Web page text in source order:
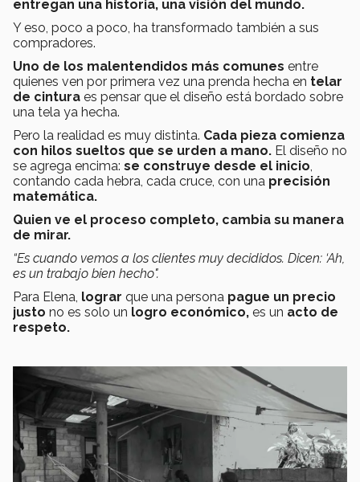
entregan una historia, una visión del mundo.
Y eso, poco a poco, ha transformado también a sus
compradores.
Uno de los malentendidos más comunes entre
quienes ven por primera vez una prenda hecha en telar
de cintura es pensar que el diseño está bordado sobre
una tela ya hecha.
Pero la realidad es muy distinta. Cada pieza comienza
con hilos sueltos que se urden a mano. El diseño no
se agrega encima: se construye desde el inicio,
contando cada hebra, cada cruce, con una precisión
matemática.
Quien ve el proceso completo, cambia su manera
de mirar.
“Es cuando vemos a los clientes muy decididos. Dicen: ‘Ah,
es un trabajo bien hecho".
Para Elena, lograr que una persona pague un precio
justo no es solo un logro económico, es un acto de
respeto.